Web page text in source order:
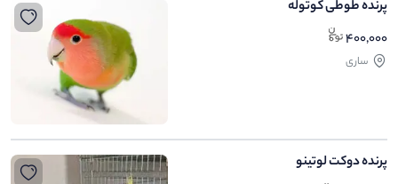
پرنده طوطی کوتوله
400,000
ساری
پرنده دوکت لوتینو